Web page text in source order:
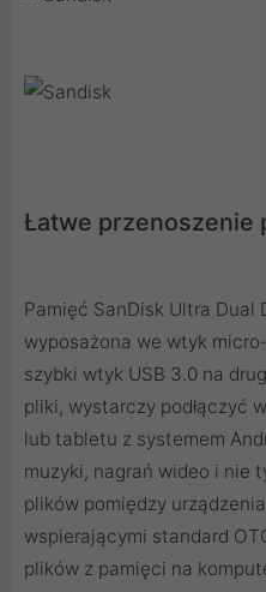
Łatwe przenoszenie
Pamięć SanDisk Ultra Dual
wyposażona we wtyk
szybki wtyk USB 3.0 na
pliki, wystarczy podłączyć
lub tabletu z systemem
muzyki, nagrań wideo i nie
plików pomiędzy
wspierającymi standard
plików z pamięci na